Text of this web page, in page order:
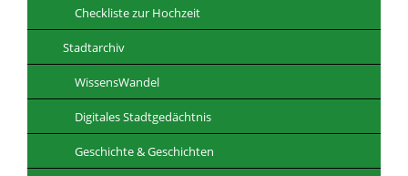
Checkliste zur Hochzeit
Stadtarchiv
WissensWandel
Digitales Stadtgedächtnis
Geschichte & Geschichten